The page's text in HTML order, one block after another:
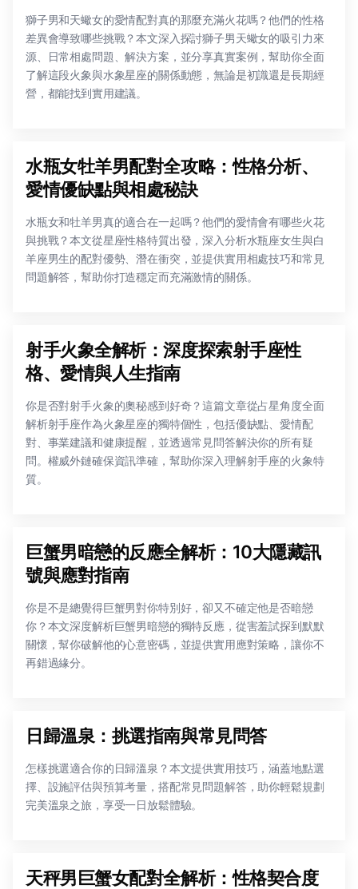
獅子男和天蠍女的愛情配對真的那麼充滿火花嗎？他們的性格
差異會導致哪些挑戰？本文深入探討獅子男天蠍女的吸引力來
源、日常相處問題、解決方案，並分享真實案例，幫助你全面
了解這段火象與水象星座的關係動態，無論是初識還是長期經
營，都能找到實用建議。
水瓶女牡羊男配對全攻略：性格分析、
愛情優缺點與相處秘訣
水瓶女和牡羊男真的適合在一起嗎？他們的愛情會有哪些火花
與挑戰？本文從星座性格特質出發，深入分析水瓶座女生與白
羊座男生的配對優勢、潛在衝突，並提供實用相處技巧和常見
問題解答，幫助你打造穩定而充滿激情的關係。
射手火象全解析：深度探索射手座性
格、愛情與人生指南
你是否對射手火象的奧秘感到好奇？這篇文章從占星角度全面
解析射手座作為火象星座的獨特個性，包括優缺點、愛情配
對、事業建議和健康提醒，並透過常見問答解決你的所有疑
問。權威外鏈確保資訊準確，幫助你深入理解射手座的火象特
質。
巨蟹男暗戀的反應全解析：10大隱藏訊
號與應對指南
你是不是總覺得巨蟹男對你特別好，卻又不確定他是否暗戀
你？本文深度解析巨蟹男暗戀的獨特反應，從害羞試探到默默
關懷，幫你破解他的心意密碼，並提供實用應對策略，讓你不
再錯過緣分。
日歸溫泉：挑選指南與常見問答
怎樣挑選適合你的日歸溫泉？本文提供實用技巧，涵蓋地點選
擇、設施評估與預算考量，搭配常見問題解答，助你輕鬆規劃
完美溫泉之旅，享受一日放鬆體驗。
天秤男巨蟹女配對全解析：性格契合度